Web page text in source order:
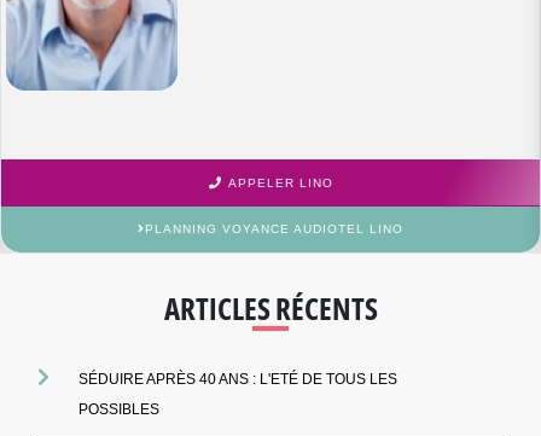
APPELER LINO
PLANNING VOYANCE AUDIOTEL LINO
ARTICLES RÉCENTS
SÉDUIRE APRÈS 40 ANS : L'ETÉ DE TOUS LES
POSSIBLES